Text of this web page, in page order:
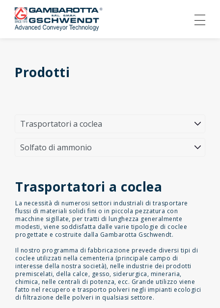
Prodotti
Trasportatori a coclea
La necessità di numerosi settori industriali di trasportare
flussi di materiali solidi fini o in piccola pezzatura con
macchine sigillate, per tratti di lunghezza generalmente
modesti, viene soddisfatta dalle varie tipologie di coclee
progettate e costruite dalla Gambarotta Gschwendt.
Il nostro programma di fabbricazione prevede diversi tipi di
coclee utilizzati nella cementeria (principale campo di
interesse della nostra società), nelle industrie dei prodotti
premiscelati, della calce, gesso, siderurgica, mineraria,
chimica, nelle centrali di potenza, ecc. Grande utilizzo viene
fatto nel recupero e trasporto polveri negli impianti ecologici
di filtrazione delle polveri in qualsiasi settore.